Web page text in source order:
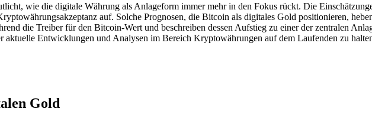
wie die digitale Währung als Anlageform immer mehr in den Fokus rückt. Die
auf. Solche Prognosen, die Bitcoin als digitales Gold positionieren,
die Treiber für den Bitcoin-Wert und beschreiben dessen Aufstieg zu einer der zentralen
aktuelle Entwicklungen und Analysen im Bereich Kryptowährungen auf dem Laufenden zu
Gold